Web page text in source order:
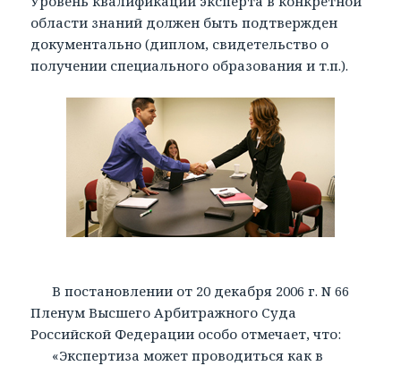
области знаний должен быть подтвержден
документально (диплом, свидетельство о
получении специального образования и т.п.).
В постановлении от 20 декабря 2006 г. N 66
Пленум Высшего Арбитражного Суда
Российской Федерации особо отмечает, что:
«Экспертиза может проводиться как в